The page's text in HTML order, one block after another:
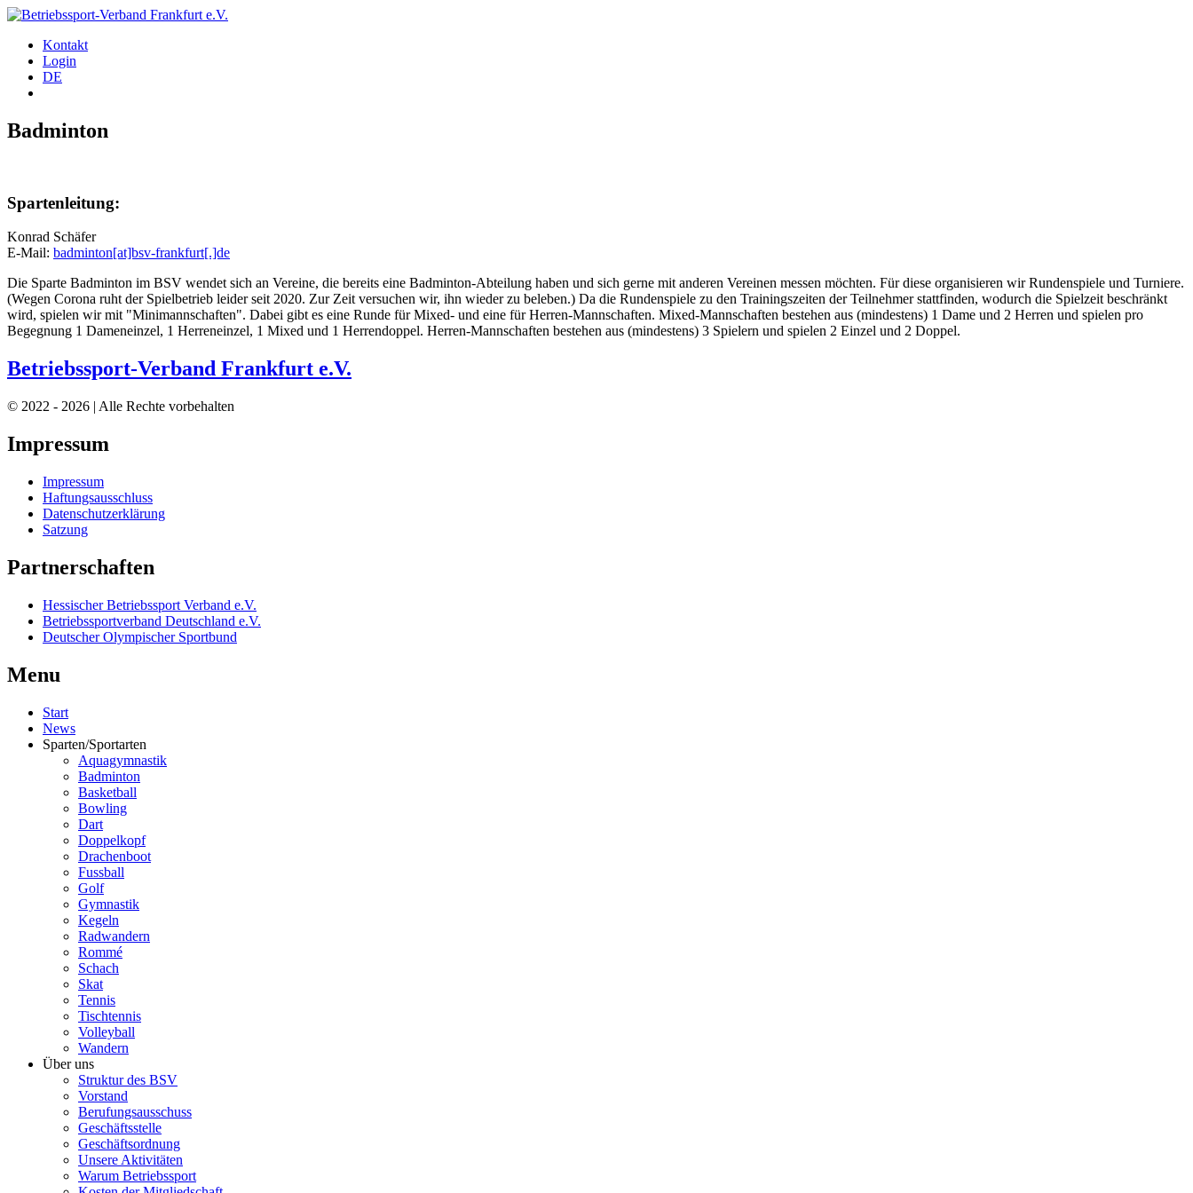
Kontakt
Login
DE
Badminton
Spartenleitung:
Konrad Schäfer
E-Mail: badminton[at]bsv-frankfurt[.]de
Die Sparte Badminton im BSV wendet sich an Vereine, die bereits eine Badminton-Abteilung haben und sich gerne mit anderen Vereinen messen möchten. Für diese organisieren wir Rundenspiele und Turniere.
(Wegen Corona ruht der Spielbetrieb leider seit 2020. Zur Zeit versuchen wir, ihn wieder zu beleben.) Da die Rundenspiele zu den Trainingszeiten der Teilnehmer stattfinden, wodurch die Spielzeit beschränkt
wird, spielen wir mit "Minimannschaften". Dabei gibt es eine Runde für Mixed- und eine für Herren-Mannschaften. Mixed-Mannschaften bestehen aus (mindestens) 1 Dame und 2 Herren und spielen pro
Begegnung 1 Dameneinzel, 1 Herreneinzel, 1 Mixed und 1 Herrendoppel. Herren-Mannschaften bestehen aus (mindestens) 3 Spielern und spielen 2 Einzel und 2 Doppel.
Betriebssport-Verband Frankfurt e.V.
© 2022 - 2026 | Alle Rechte vorbehalten
Impressum
Impressum
Haftungsausschluss
Datenschutzerklärung
Satzung
Partnerschaften
Hessischer Betriebssport Verband e.V.
Betriebssportverband Deutschland e.V.
Deutscher Olympischer Sportbund
Menu
Start
News
Sparten/Sportarten
Aquagymnastik
Badminton
Basketball
Bowling
Dart
Doppelkopf
Drachenboot
Fussball
Golf
Gymnastik
Kegeln
Radwandern
Rommé
Schach
Skat
Tennis
Tischtennis
Volleyball
Wandern
Über uns
Struktur des BSV
Vorstand
Berufungsausschuss
Geschäftsstelle
Geschäftsordnung
Unsere Aktivitäten
Warum Betriebssport